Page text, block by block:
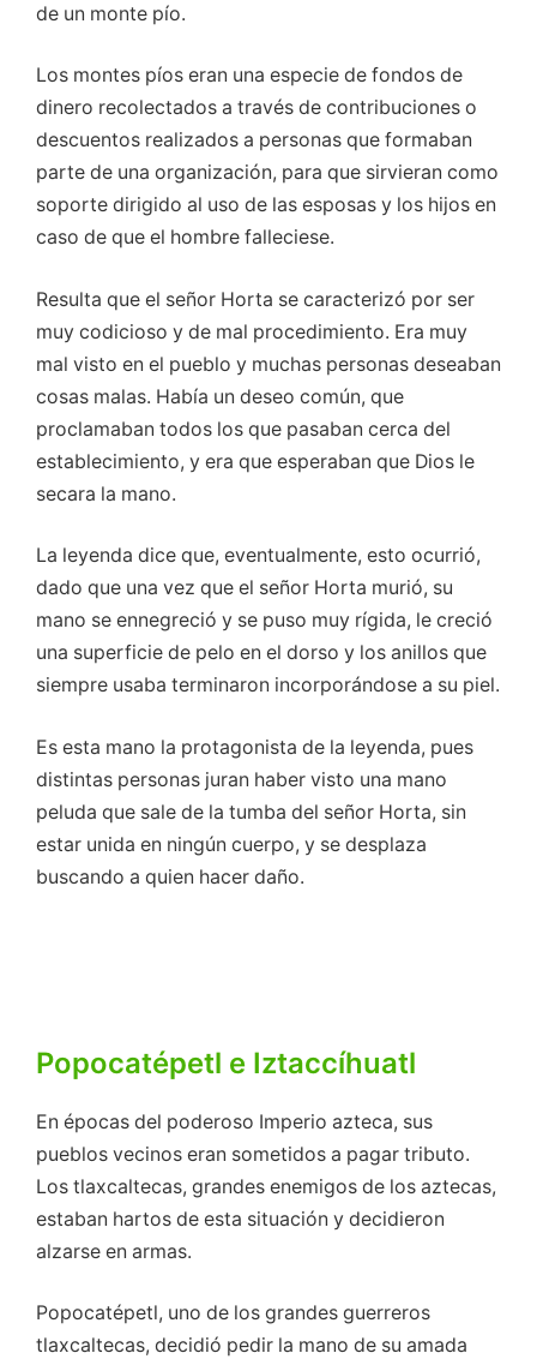
de un monte pío.
Los montes píos eran una especie de fondos de
dinero recolectados a través de contribuciones o
descuentos realizados a personas que formaban
parte de una organización, para que sirvieran como
soporte dirigido al uso de las esposas y los hijos en
caso de que el hombre falleciese.
Resulta que el señor Horta se caracterizó por ser
muy codicioso y de mal procedimiento. Era muy
mal visto en el pueblo y muchas personas deseaban
cosas malas. Había un deseo común, que
proclamaban todos los que pasaban cerca del
establecimiento, y era que esperaban que Dios le
secara la mano.
La leyenda dice que, eventualmente, esto ocurrió,
dado que una vez que el señor Horta murió, su
mano se ennegreció y se puso muy rígida, le creció
una superficie de pelo en el dorso y los anillos que
siempre usaba terminaron incorporándose a su piel.
Es esta mano la protagonista de la leyenda, pues
distintas personas juran haber visto una mano
peluda que sale de la tumba del señor Horta, sin
estar unida en ningún cuerpo, y se desplaza
buscando a quien hacer daño.
Popocatépetl e Iztaccíhuatl
En épocas del poderoso Imperio azteca, sus
pueblos vecinos eran sometidos a pagar tributo.
Los tlaxcaltecas, grandes enemigos de los aztecas,
estaban hartos de esta situación y decidieron
alzarse en armas.
Popocatépetl, uno de los grandes guerreros
tlaxcaltecas, decidió pedir la mano de su amada